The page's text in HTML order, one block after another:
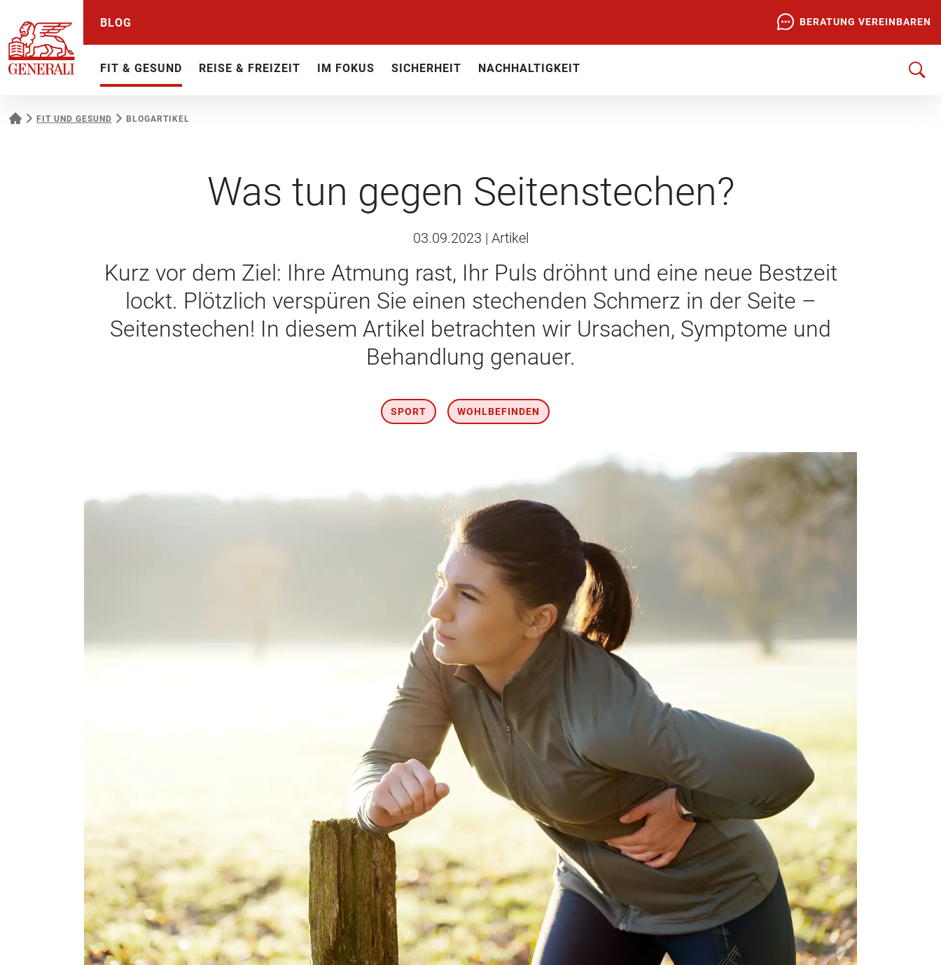
BLOG BERATUNG VEREINBAREN
FIT & GESUND REISE & FREIZEIT IM FOKUS SICHERHEIT NACHHALTIGKEIT
FIT UND GESUND BLOGARTIKEL
Was tun gegen Seitenstechen?
03.09.2023 | Artikel
Kurz vor dem Ziel: Ihre Atmung rast, Ihr Puls dröhnt und eine neue Bestzeit
lockt. Plötzlich verspüren Sie einen stechenden Schmerz in der Seite –
Seitenstechen! In diesem Artikel betrachten wir Ursachen, Symptome und
Behandlung genauer.
SPORT WOHLBEFINDEN